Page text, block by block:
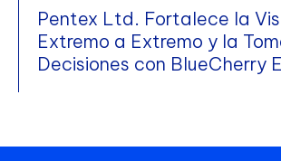
Pentex Ltd. Fortalece la
Extremo a Extremo y la
Decisiones con BlueCherry